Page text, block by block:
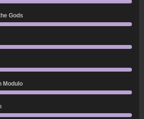
Gods
Modulo